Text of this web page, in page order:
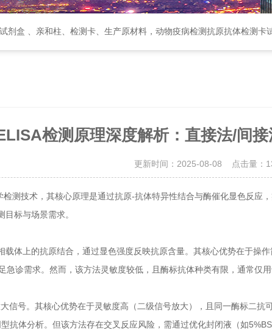
剂盒 、亲和柱、检测卡、生产原材料，动物疫病检测抗原抗体检测卡
检测原理深度解析：直接法/间
更新时间：2025-08-08 点击量：
技术，其核心原理是通过抗原-抗体特异性结合与酶催化显色反应
标与场景需求。
上的抗原结合，通过显色强度反映抗原含量。其核心优势在于操
诊需求。然而，该方法灵敏度较低，且酶标抗体种类有限，通常仅
号。其核心优势在于灵敏度高（二级信号放大），且同一酶标二抗
抗体分析。但该方法存在交叉反应风险，需通过优化封闭液（如